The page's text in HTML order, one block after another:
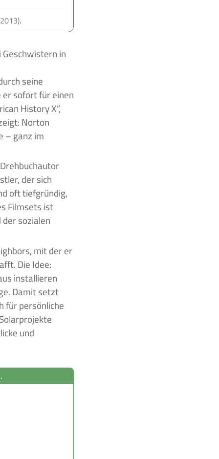
.
seine
sofort für einen
History X”,
Norton
– ganz im
der sich
oft tiefgründig,
Filmsets ist
sozialen
mit der er
Die Idee:
installieren
Damit setzt
für persönliche
und